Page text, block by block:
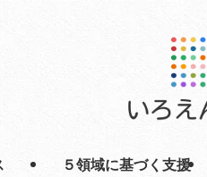
５領域に基づく支援